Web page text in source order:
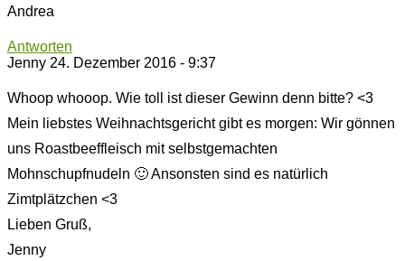
Andrea
Antworten
Jenny 24. Dezember 2016 - 9:37
Whoop whooop. Wie toll ist dieser Gewinn denn bitte? <3
Mein liebstes Weihnachtsgericht gibt es morgen: Wir gönnen
uns Roastbeeffleisch mit selbstgemachten
Mohnschupfnudeln 🙂 Ansonsten sind es natürlich
Zimtplätzchen <3
Lieben Gruß,
Jenny